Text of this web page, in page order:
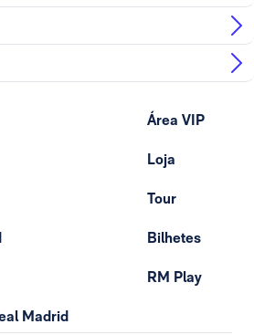
Madrid
Área VIP
Loja
Tour
Bilhetes
RM Play